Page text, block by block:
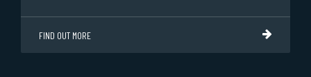
FIND OUT MORE